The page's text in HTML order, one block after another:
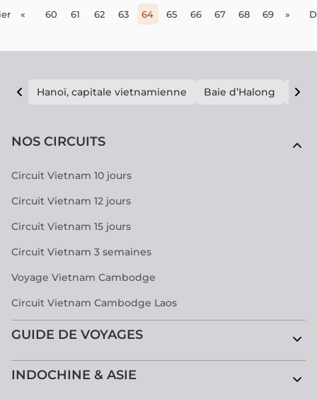
« 60 61 62 63 64 65 66 67 68 69 »
Hanoï, capitale vietnamienne Baie d’Halong E
NOS CIRCUITS
Circuit Vietnam 10 jours
Circuit Vietnam 12 jours
Circuit Vietnam 15 jours
Circuit Vietnam 3 semaines
Voyage Vietnam Cambodge
Circuit Vietnam Cambodge Laos
GUIDE DE VOYAGES
INDOCHINE & ASIE